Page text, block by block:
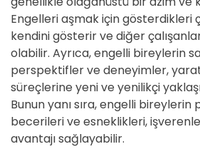
Engelleri aşmak için gösterdikleri
kendini gösterir ve diğer
olabilir. Ayrıca, engelli bireylerin
perspektifler ve deneyimler,
süreçlerine yeni ve yenilikçi
Bunun yanı sıra, engelli
becerileri ve esneklikleri,
avantajı sağlayabilir.